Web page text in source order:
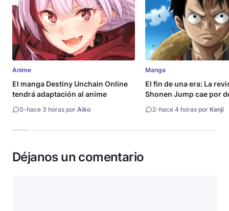
Anime
El manga Destiny Unchain Online
tendrá adaptación al anime
0-hace 3 horas por Aiko
Manga
El fin de una era: La
Shonen Jump cae por
2-hace 4 horas por Kenji
Déjanos un comentario